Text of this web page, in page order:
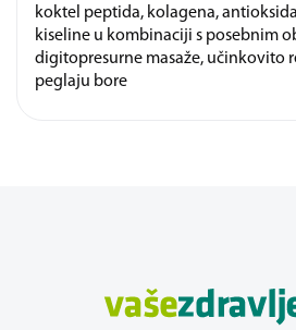
koktel peptida, kolagena,
kiseline u kombinaciji s posebnim
digitopresurne masaže, učinkovito
peglaju bore